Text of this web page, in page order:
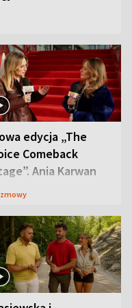
edycja „The
Comeback
Ania Karwan